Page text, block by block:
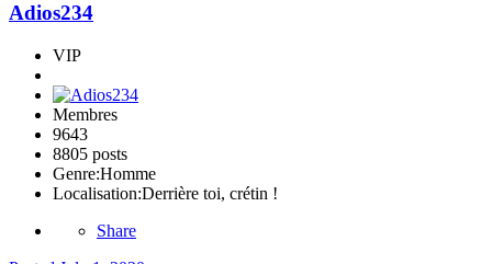
Adios234
VIP
Membres
9643
8805 posts
Genre:Homme
Localisation:Derrière toi, crétin !
Share